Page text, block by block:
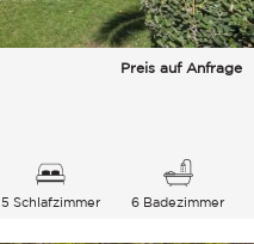
Preis auf Anfrage
5 Schlafzimmer 6 Badezimmer